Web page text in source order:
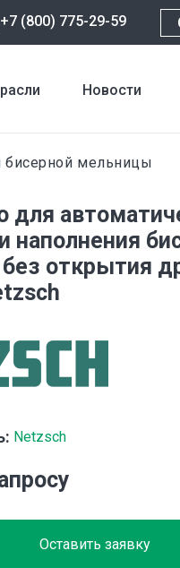
+7 (800) 775-29-59
Новости
бисерной мельницы
для
наполнения
открытия
Netzsch
Оставить заявку